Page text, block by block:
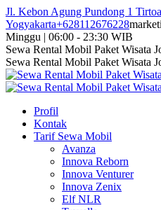
Skip
to
content
Jl. Kebon Agung Pundong 1
Yogyakarta+628112676228
Minggu | 06:00 - 23:30 WIB
Facebook
page
opens
in
window
Twitter
page
opens
in
window
Instagram
page
opens
in
window
YouTube
page
opens
in
window
Sewa Rental Mobil Paket Wisata
Sewa Rental Mobil Paket Wisata
Profil
Kontak
Tarif Sewa Mobil
Avanza
Innova Reborn
Innova Venturer
Innova Zenix
Elf NLR